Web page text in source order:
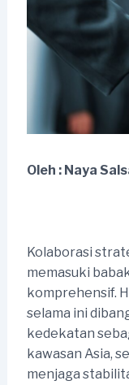
Oleh : Naya
Kolaborasi
memasuki
komprehensif.
selama ini
kedekatan
kawasan Asia,
menjaga